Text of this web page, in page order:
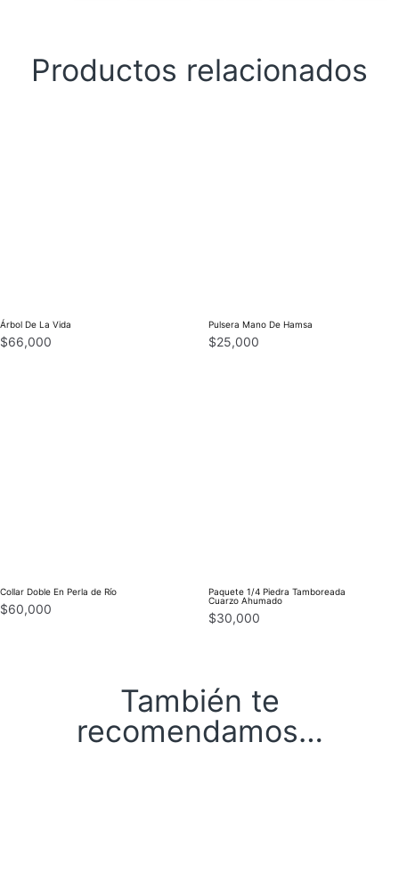
Productos relacionados
Árbol De La Vida
$66,000
Pulsera Mano De Hamsa
$25,000
Collar Doble En Perla de Río
$60,000
Paquete 1/4 Piedra Tamboreada
Cuarzo Ahumado
$30,000
También te
recomendamos…